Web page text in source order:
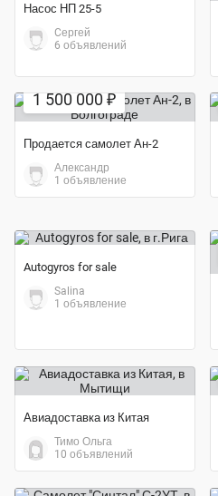
Насос НП 25-5
Cергей
6 объявлений
1 500 000 ₽
Продается самолет Ан-2
Александр
1 объявление
Autogyros for sale
Salina
1 объявление
Авиадоставка из Китая
Тимо Ольга
10 объявлений